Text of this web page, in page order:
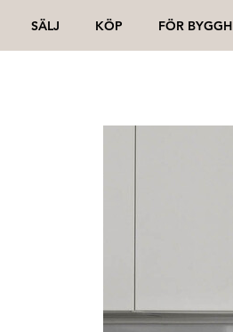
SÄLJ KÖP FÖR